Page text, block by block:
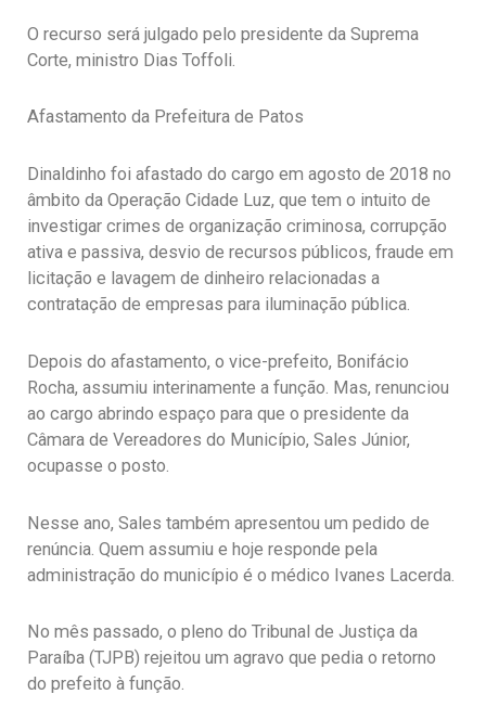
O recurso será julgado pelo presidente da Suprema
Corte, ministro Dias Toffoli.
Afastamento da Prefeitura de Patos
Dinaldinho foi afastado do cargo em agosto de 2018 no
âmbito da Operação Cidade Luz, que tem o intuito de
investigar crimes de organização criminosa, corrupção
ativa e passiva, desvio de recursos públicos, fraude em
licitação e lavagem de dinheiro relacionadas a
contratação de empresas para iluminação pública.
Depois do afastamento, o vice-prefeito, Bonifácio
Rocha, assumiu interinamente a função. Mas, renunciou
ao cargo abrindo espaço para que o presidente da
Câmara de Vereadores do Município, Sales Júnior,
ocupasse o posto.
Nesse ano, Sales também apresentou um pedido de
renúncia. Quem assumiu e hoje responde pela
administração do município é o médico Ivanes Lacerda.
No mês passado, o pleno do Tribunal de Justiça da
Paraíba (TJPB) rejeitou um agravo que pedia o retorno
do prefeito à função.